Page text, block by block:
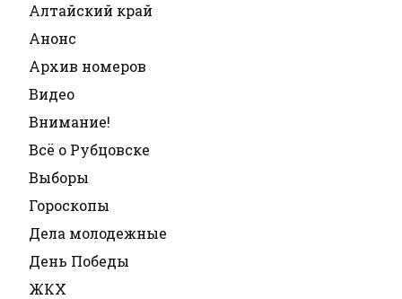
Алтайский край
Анонс
Архив номеров
Видео
Внимание!
Всё о Рубцовске
Выборы
Гороскопы
Дела молодежные
День Победы
ЖКХ